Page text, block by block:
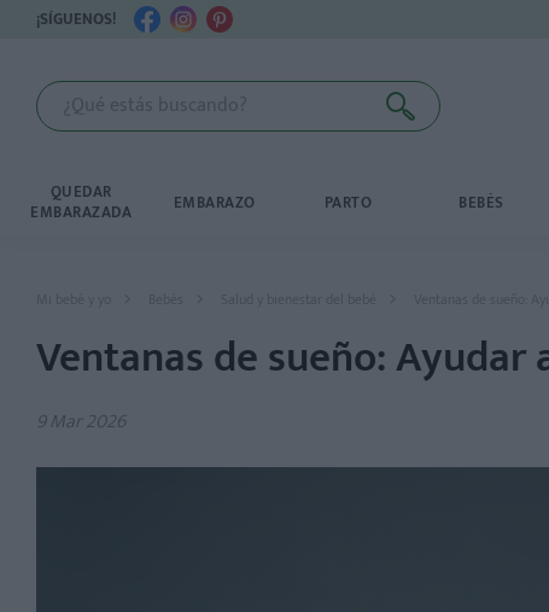
¡SÍGUENOS!
QUEDAR
EMBARAZADA EMBARAZO PARTO BEBÉS
Mi bebé y yo Bebés Salud y bienestar del bebé Ventanas de sueño:
Ventanas de sueño:
9 Mar 2026